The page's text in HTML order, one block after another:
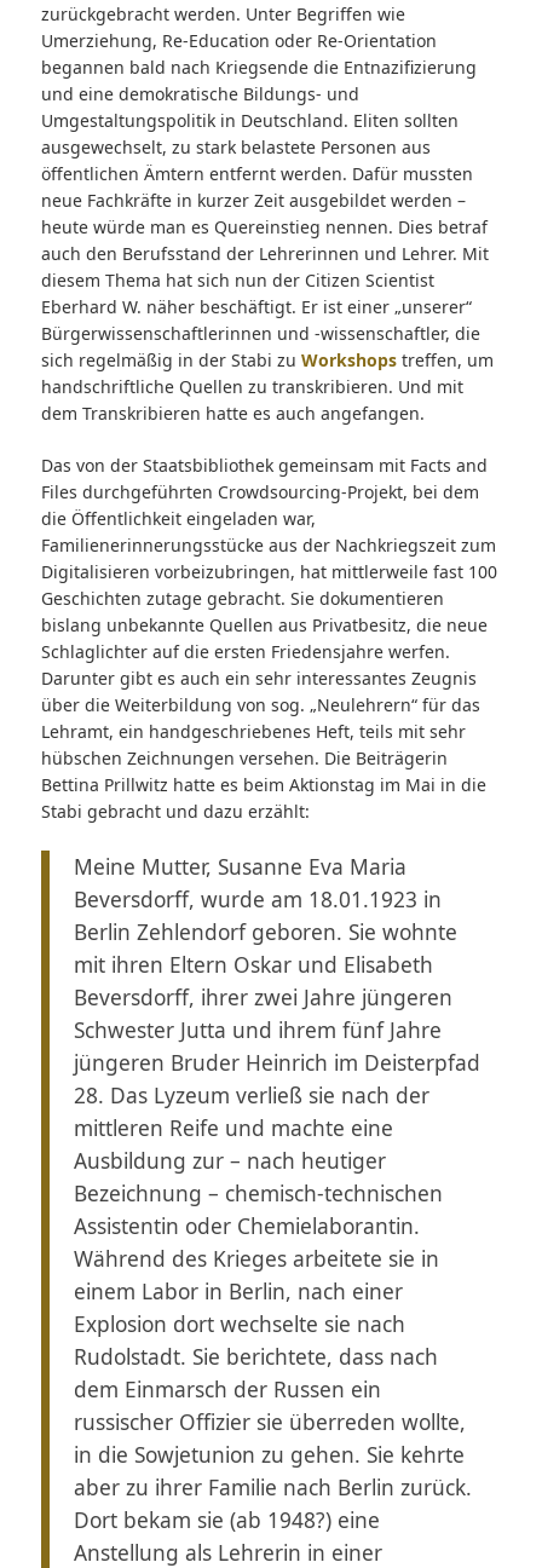
zurückgebracht werden. Unter Begriffen wie
Umerziehung, Re-Education oder Re-Orientation
begannen bald nach Kriegsende die Entnazifizierung
und eine demokratische Bildungs- und
Umgestaltungspolitik in Deutschland. Eliten sollten
ausgewechselt, zu stark belastete Personen aus
öffentlichen Ämtern entfernt werden. Dafür mussten
neue Fachkräfte in kurzer Zeit ausgebildet werden –
heute würde man es Quereinstieg nennen. Dies betraf
auch den Berufsstand der Lehrerinnen und Lehrer. Mit
diesem Thema hat sich nun der Citizen Scientist
Eberhard W. näher beschäftigt. Er ist einer „unserer“
Bürgerwissenschaftlerinnen und -wissenschaftler, die
sich regelmäßig in der Stabi zu Workshopstreffen, um
handschriftliche Quellen zu transkribieren. Und mit
dem Transkribieren hatte es auch angefangen.
Das von der Staatsbibliothek gemeinsam mit Facts and
Files durchgeführten Crowdsourcing-Projekt, bei dem
die Öffentlichkeit eingeladen war,
Familienerinnerungsstücke aus der Nachkriegszeit zum
Digitalisieren vorbeizubringen, hat mittlerweile fast 100
Geschichten zutage gebracht. Sie dokumentieren
bislang unbekannte Quellen aus Privatbesitz, die neue
Schlaglichter auf die ersten Friedensjahre werfen.
Darunter gibt es auch ein sehr interessantes Zeugnis
über die Weiterbildung von sog. „Neulehrern“ für das
Lehramt, ein handgeschriebenes Heft, teils mit sehr
hübschen Zeichnungen versehen. Die Beiträgerin
Bettina Prillwitz hatte es beim Aktionstag im Mai in die
Stabi gebracht und dazu erzählt:
Meine Mutter, Susanne Eva Maria
Beversdorff, wurde am 18.01.1923 in
Berlin Zehlendorf geboren. Sie wohnte
mit ihren Eltern Oskar und Elisabeth
Beversdorff, ihrer zwei Jahre jüngeren
Schwester Jutta und ihrem fünf Jahre
jüngeren Bruder Heinrich im Deisterpfad
28. Das Lyzeum verließ sie nach der
mittleren Reife und machte eine
Ausbildung zur – nach heutiger
Bezeichnung – chemisch-technischen
Assistentin oder Chemielaborantin.
Während des Krieges arbeitete sie in
einem Labor in Berlin, nach einer
Explosion dort wechselte sie nach
Rudolstadt. Sie berichtete, dass nach
dem Einmarsch der Russen ein
russischer Offizier sie überreden wollte,
in die Sowjetunion zu gehen. Sie kehrte
aber zu ihrer Familie nach Berlin zurück.
Dort bekam sie (ab 1948?) eine
Anstellung als Lehrerin in einer